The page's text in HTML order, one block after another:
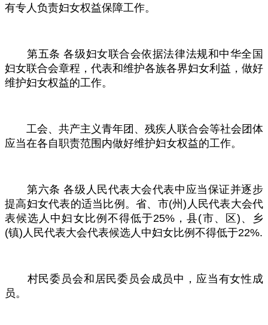
有专人负责妇女权益保障工作。
第五条 各级妇女联合会依据法律法规和中华全国
妇女联合会章程，代表和维护各族各界妇女利益，做好
维护妇女权益的工作。
工会、共产主义青年团、残疾人联合会等社会团体
应当在各自职责范围内做好维护妇女权益的工作。
第六条 各级人民代表大会代表中应当保证并逐步
提高妇女代表的适当比例。省、市(州) 人民代表大会代
表候选人中妇女比例不得低于25% ，县(市、区 ) 、乡
(镇) 人民代表大会代表候选人中妇女比例不得低于22%.
村民委员会和居民委员会成员中，应当有女性成
员。